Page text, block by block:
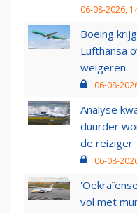
06-08-2026,
Boeing
Lufthansa
weigeren
06-08-
Analyse
duurder
de reiziger
06-08-
vol met